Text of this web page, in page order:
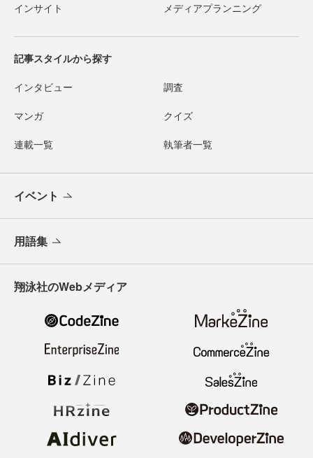
インサイト メディアプランニング
記事スタイルから探す
インタビュー 調査
マンガ クイズ
連載一覧 執筆者一覧
イベント
用語集
翔泳社のWebメディア